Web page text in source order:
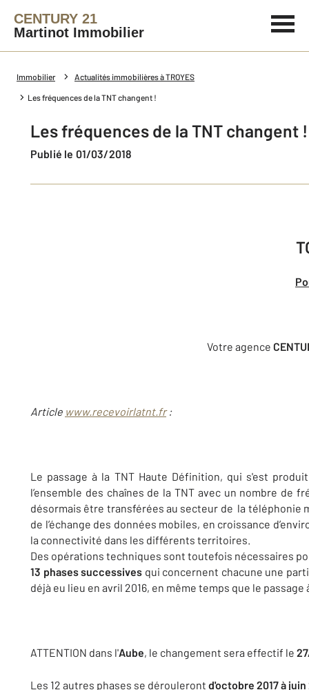
CENTURY 21
Martinot Immobilier
Immobilier Actualités immobilières à TROYES
Les fréquences de la TNT changent !
Les fréquences de la TNT changent !
Publié le 01/03/2018
Votre agence
Article www.recevoirlatnt.fr:
Le passage à la TNT Haute Définition, qui s'est
l’ensemble des chaînes de la TNT avec un nombre
désormais être transférées au secteur de la téléphonie
de l’échange des données mobiles, en croissance
la connectivité dans les différents territoires.
Des opérations techniques sont toutefois nécessaires
13 phases successives qui concernent chacune une
déjà eu lieu en avril 2016, en même temps que le passage
ATTENTION dans l'Aube, le changement sera effectif le
Les 12 autres phases se dérouleront d'octobre 2017 à juin